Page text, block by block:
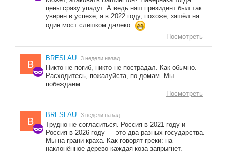
цены сразу упадут. А ведь наш президент был так
уверен в успехе, а в 2022 году, похоже, зашёл на
один мост слишком далеко.
...
Посмотреть
B
BRESLAU 3 недели назад
Никто не погиб, никто не пострадал. Как обычно.
Расходитесь, пожалуйста, по домам. Мы
побеждаем.
Посмотреть
B
BRESLAU 3 недели назад
Трудно не согласиться. Россия в 2021 году и
Россия в 2026 году — это два разных государства.
Мы на грани краха. Как говорят греки: на
наклонённое дерево каждая коза запрыгнет.